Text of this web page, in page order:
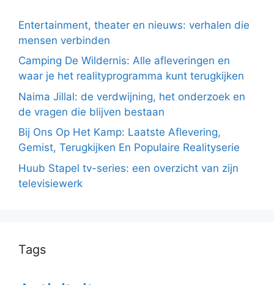
Entertainment, theater en nieuws: verhalen die
mensen verbinden
Camping De Wildernis: Alle afleveringen en
waar je het realityprogramma kunt terugkijken
Naima Jillal: de verdwijning, het onderzoek en
de vragen die blijven bestaan
Bij Ons Op Het Kamp: Laatste Aflevering,
Gemist, Terugkijken En Populaire Realityserie
Huub Stapel tv-series: een overzicht van zijn
televisiewerk
Tags